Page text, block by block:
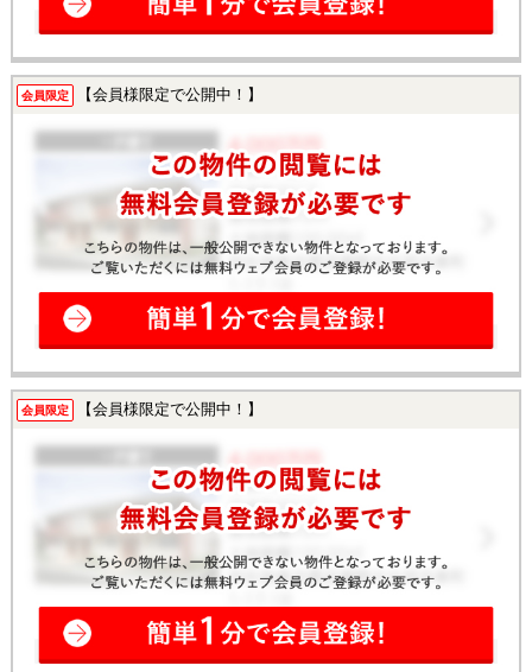
会員限定 【会員様限定で公開中！】
会員限定 【会員様限定で公開中！】